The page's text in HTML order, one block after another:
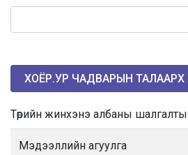
ХОЁР.УР ЧАДВАРЫН
Төрийн жинхэнэ албаны
Мэдээллийн агуулга